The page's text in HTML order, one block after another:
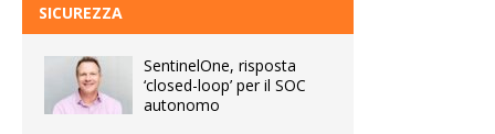
SICUREZZA
SentinelOne, risposta
‘closed-loop’ per il SOC
autonomo